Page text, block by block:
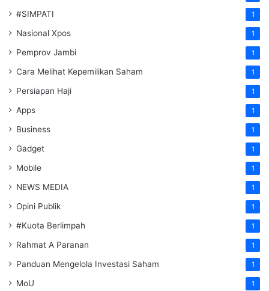
#SIMPATI 1
Nasional Xpos 1
Pemprov Jambi 1
Cara Melihat Kepemilikan Saham 1
Persiapan Haji 1
Apps 1
Business 1
Gadget 1
Mobile 1
NEWS MEDIA 1
Opini Publik 1
#Kuota Berlimpah 1
Rahmat A Paranan 1
Panduan Mengelola Investasi Saham 1
MoU 1